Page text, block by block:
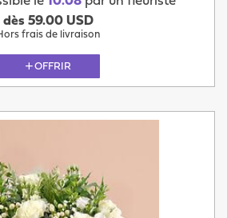
dès 59.00 USD
frais de livraison
OFFRIR